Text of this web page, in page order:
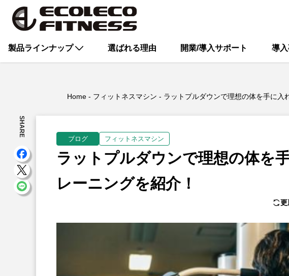
製品ラインナップ 選ばれる理由 開業/導入サポート 導入
Home フィットネスマシン ラットプルダウンで理想の体を手に入
更
ブログ フィットネスマシン
ラットプルダウンで理想の体を
レーニングを紹介！
SHARE